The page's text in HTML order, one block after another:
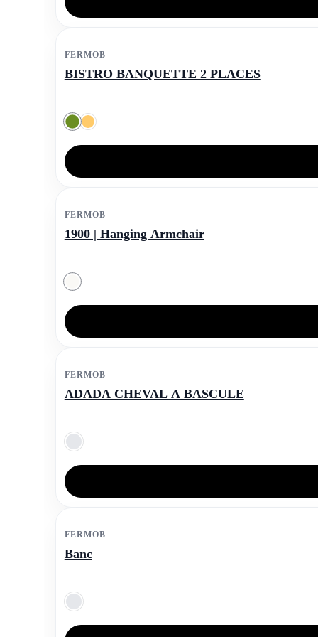
FERMOB
BISTRO BANQUETTE 2 PLACES
FERMOB
1900 | Hanging Armchair
FERMOB
ADADA CHEVAL A BASCULE
FERMOB
Banc